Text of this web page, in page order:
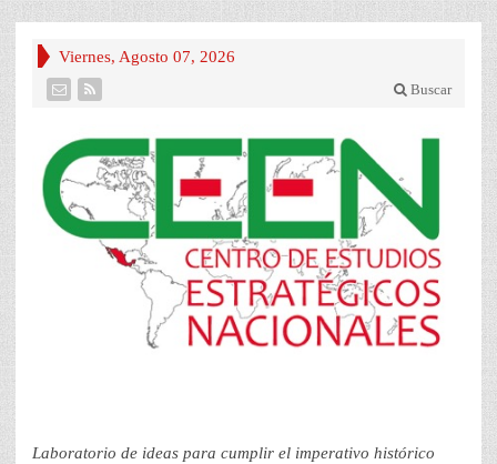
Viernes, Agosto 07, 2026
Buscar
Laboratorio de ideas para cumplir el imperativo histórico